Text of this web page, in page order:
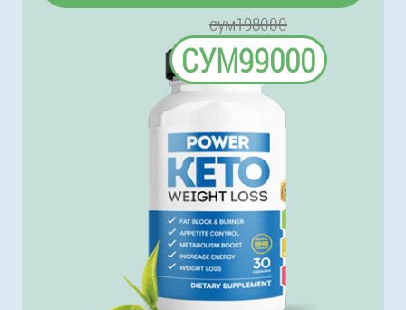
сум198000
СУМ99000